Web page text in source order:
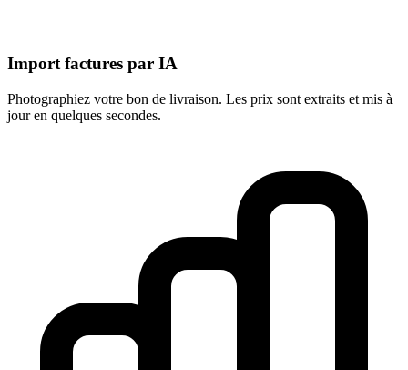
Import factures par IA
Photographiez votre bon de livraison. Les prix sont extraits et mis à
jour en quelques secondes.